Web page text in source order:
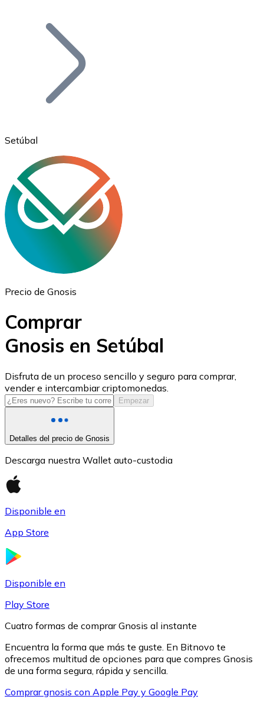
Bitcoin
Ethereum
ETH
USD Coin
USDC
Setúbal
Precio de Gnosis
Comprar
Gnosis en Setúbal
Disfruta de un proceso sencillo y seguro para comprar,
vender e intercambiar criptomonedas.
Empezar
Detalles del precio de Gnosis
Descarga nuestra Wallet auto-custodia
Disponible en
App Store
Disponible en
Play Store
Cuatro formas de comprar Gnosis al instante
Encuentra la forma que más te guste. En Bitnovo te
ofrecemos multitud de opciones para que compres Gnosis
de una forma segura, rápida y sencilla.
Comprar gnosis con Apple Pay y Google Pay